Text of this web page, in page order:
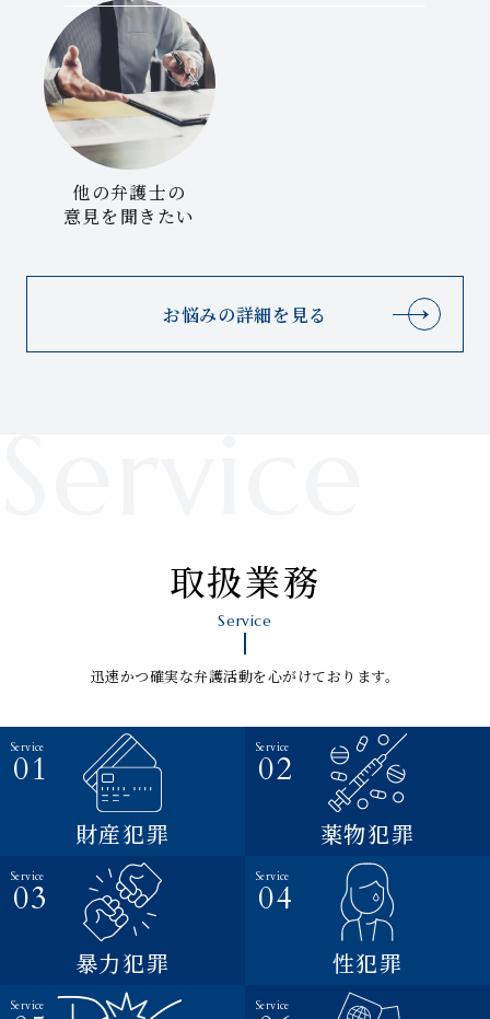
他の弁護士の
意見を聞きたい
お悩みの詳細を見る
取扱業務
Service
迅速かつ確実な弁護活動を心がけております。
財産犯罪 薬物犯罪
暴力犯罪 性犯罪